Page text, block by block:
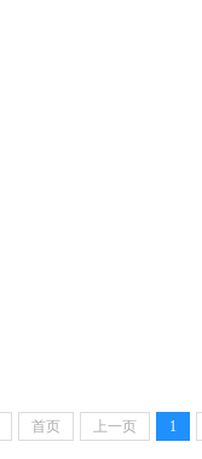
首页 上一页 1